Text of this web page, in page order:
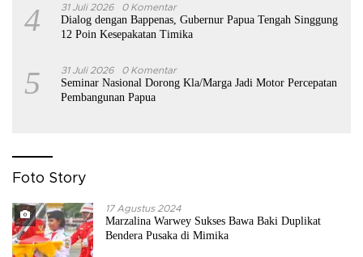
4 31 Juli 2026 0 Komentar
Dialog dengan Bappenas, Gubernur Papua Tengah Singgung
12 Poin Kesepakatan Timika
5 31 Juli 2026 0 Komentar
Seminar Nasional Dorong Kla/Marga Jadi Motor Percepatan
Pembangunan Papua
Foto Story
17 Agustus 2024
Marzalina Warwey Sukses Bawa Baki Duplikat
Bendera Pusaka di Mimika